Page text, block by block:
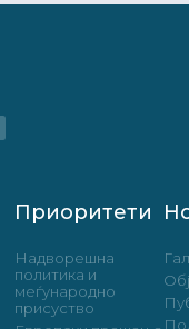
Приоритети
Надворешна
политика и
меѓународно
присуство